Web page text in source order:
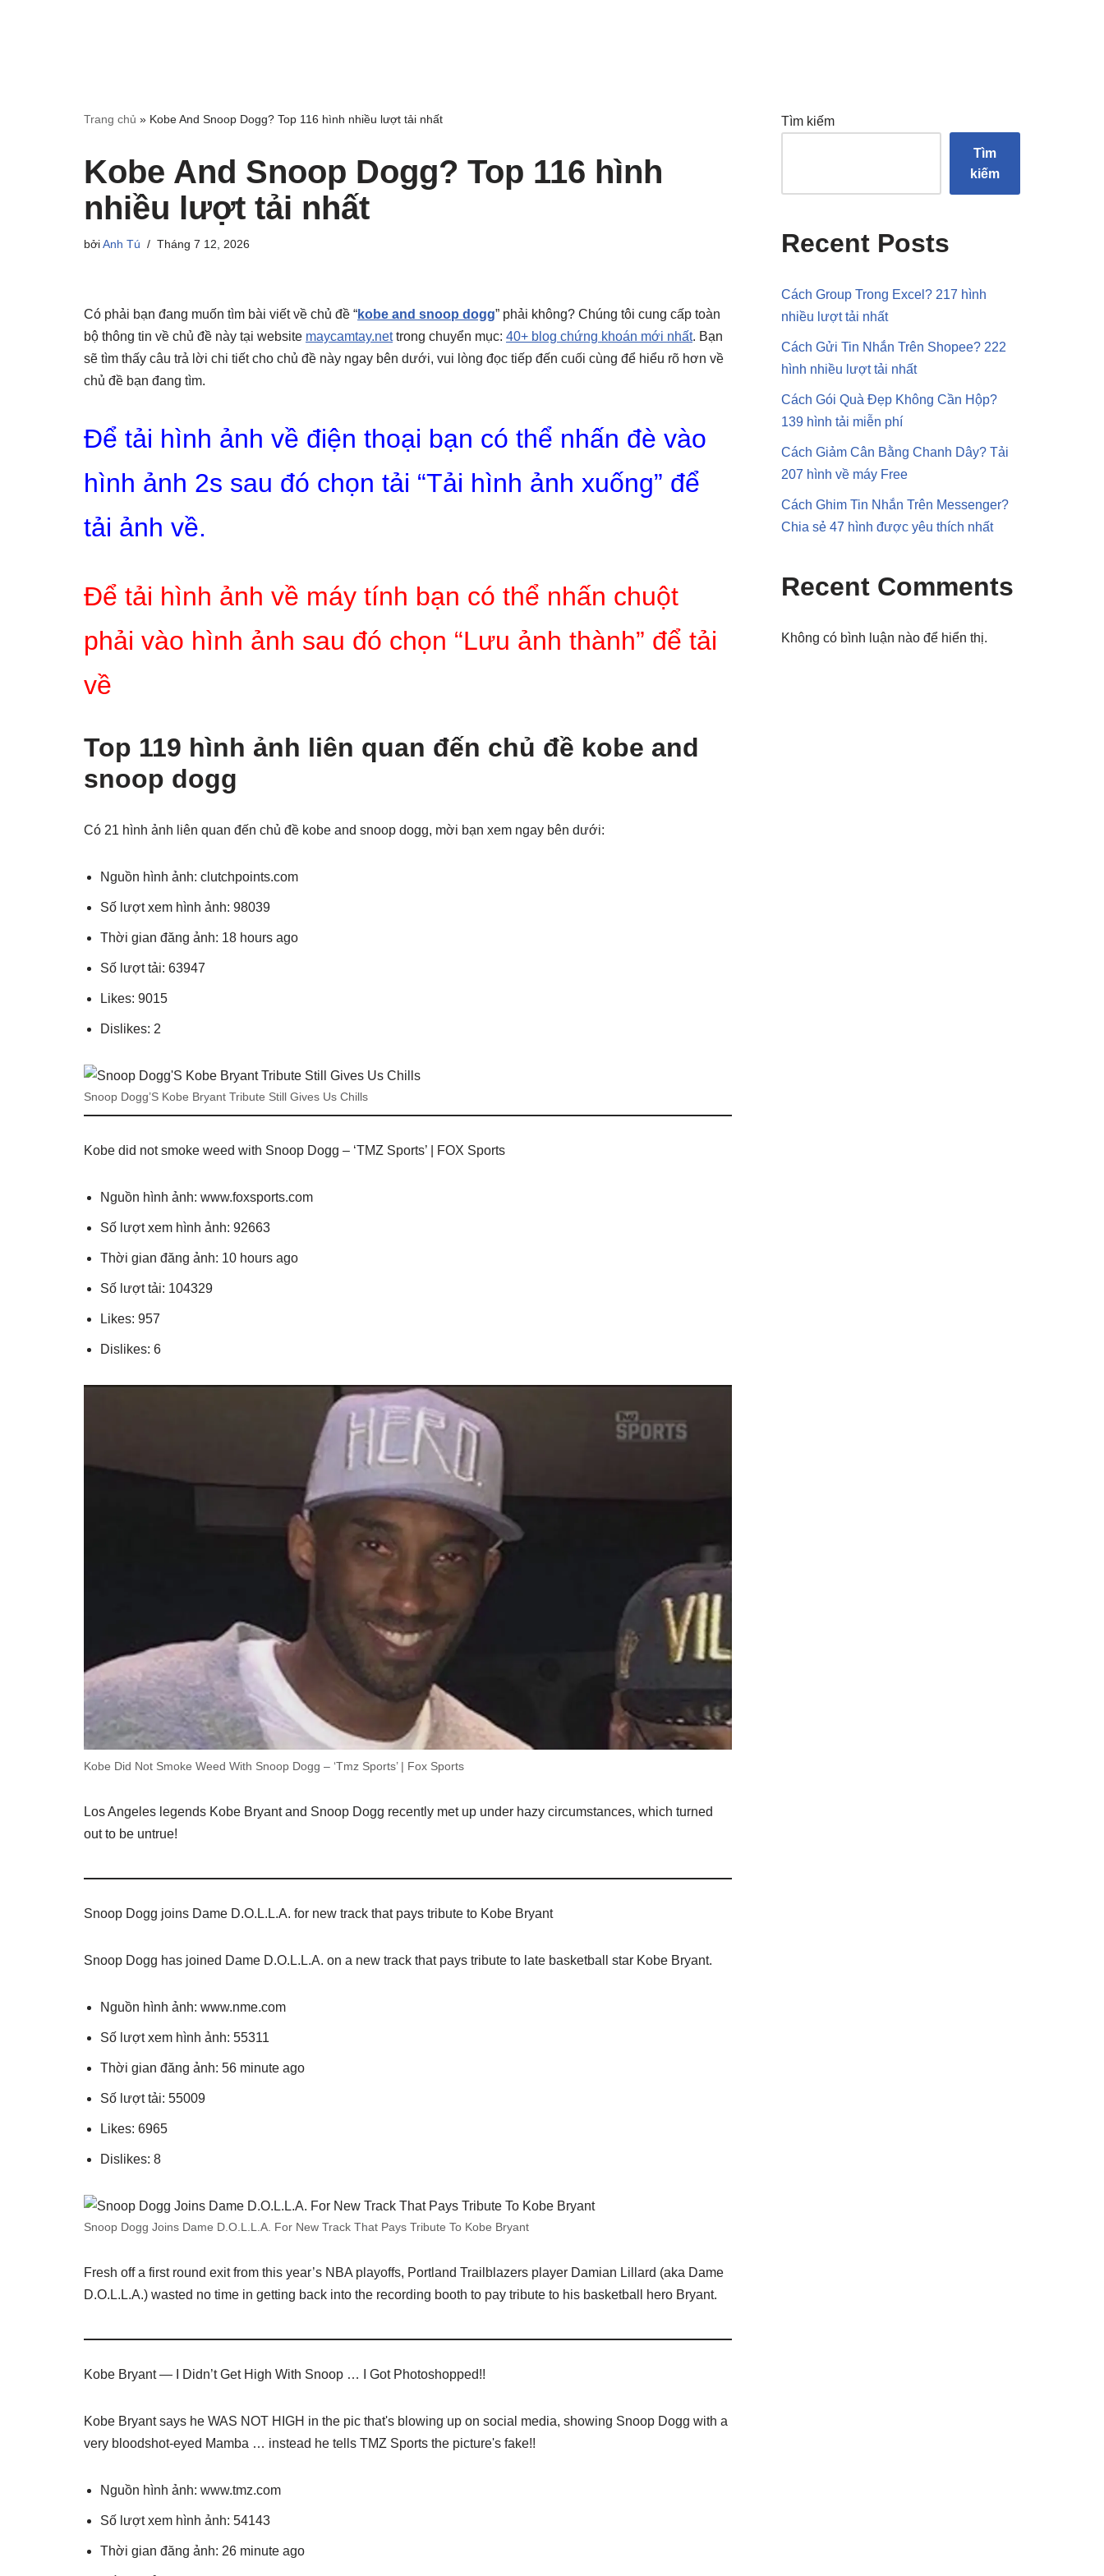
Trang chủ » Kobe And Snoop Dogg? Top 116 hình nhiều lượt tải nhất
Kobe And Snoop Dogg? Top 116 hình
nhiều lượt tải nhất
bởiAnh Tú Tháng 7 12, 2026
Có phải bạn đang muốn tìm bài viết về chủ đề “kobe and snoop dogg” phải không? Chúng tôi cung cấp toàn
bộ thông tin về chủ đề này tại website maycamtay.nettrong chuyển mục: 40+ blog chứng khoán mới nhất. Bạn
sẽ tìm thấy câu trả lời chi tiết cho chủ đề này ngay bên dưới, vui lòng đọc tiếp đến cuối cùng để hiểu rõ hơn về
chủ đề bạn đang tìm.
Để tải hình ảnh về điện thoại bạn có thể nhấn đè vào
hình ảnh 2s sau đó chọn tải “Tải hình ảnh xuống” để
tải ảnh về.
Để tải hình ảnh về máy tính bạn có thể nhấn chuột
phải vào hình ảnh sau đó chọn “Lưu ảnh thành” để tải
về
Top 119 hình ảnh liên quan đến chủ đề kobe and
snoop dogg
Có 21 hình ảnh liên quan đến chủ đề kobe and snoop dogg, mời bạn xem ngay bên dưới:
Nguồn hình ảnh: clutchpoints.com
Số lượt xem hình ảnh: 98039
Thời gian đăng ảnh: 18 hours ago
Số lượt tải: 63947
Likes: 9015
Dislikes: 2
Snoop Dogg’S Kobe Bryant Tribute Still Gives Us Chills
Kobe did not smoke weed with Snoop Dogg – ‘TMZ Sports’ | FOX Sports
Nguồn hình ảnh: www.foxsports.com
Số lượt xem hình ảnh: 92663
Thời gian đăng ảnh: 10 hours ago
Số lượt tải: 104329
Likes: 957
Dislikes: 6
Kobe Did Not Smoke Weed With Snoop Dogg – ‘Tmz Sports’ | Fox Sports
Los Angeles legends Kobe Bryant and Snoop Dogg recently met up under hazy circumstances, which turned
out to be untrue!
Snoop Dogg joins Dame D.O.L.L.A. for new track that pays tribute to Kobe Bryant
Snoop Dogg has joined Dame D.O.L.L.A. on a new track that pays tribute to late basketball star Kobe Bryant.
Nguồn hình ảnh: www.nme.com
Số lượt xem hình ảnh: 55311
Thời gian đăng ảnh: 56 minute ago
Số lượt tải: 55009
Likes: 6965
Dislikes: 8
Snoop Dogg Joins Dame D.O.L.L.A. For New Track That Pays Tribute To Kobe Bryant
Fresh off a first round exit from this year’s NBA playoffs, Portland Trailblazers player Damian Lillard (aka Dame
D.O.L.L.A.) wasted no time in getting back into the recording booth to pay tribute to his basketball hero Bryant.
Kobe Bryant — I Didn’t Get High With Snoop … I Got Photoshopped!!
Kobe Bryant says he WAS NOT HIGH in the pic that's blowing up on social media, showing Snoop Dogg with a
very bloodshot-eyed Mamba … instead he tells TMZ Sports the picture's fake!!
Nguồn hình ảnh: www.tmz.com
Số lượt xem hình ảnh: 54143
Thời gian đăng ảnh: 26 minute ago
Tìm kiếm
Tìm
kiếm
Recent Posts
Cách Group Trong Excel? 217 hình
nhiều lượt tải nhất
Cách Gửi Tin Nhắn Trên Shopee? 222
hình nhiều lượt tải nhất
Cách Gói Quà Đẹp Không Cần Hộp?
139 hình tải miễn phí
Cách Giảm Cân Bằng Chanh Dây? Tải
207 hình về máy Free
Cách Ghim Tin Nhắn Trên Messenger?
Chia sẻ 47 hình được yêu thích nhất
Recent Comments
Không có bình luận nào để hiển thị.